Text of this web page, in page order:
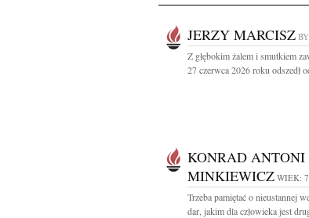
JERZY MARCISZ
Z głębokim żalem i smutkiem
27 czerwca 2026 roku odszedł
KONRAD ANTONI
MINKIEWICZ WIEK:
Trzeba pamiętać o nieustannej
dar, jakim dla człowieka jest